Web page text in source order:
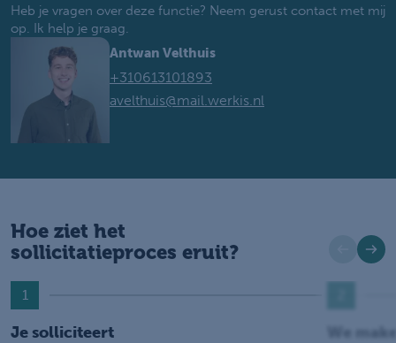
Heb je vragen over deze functie? Neem gerust contact met mij
op. Ik help je graag.
Antwan Velthuis
+310613101893
avelthuis@mail.werkis.nl
Hoe ziet het
sollicitatieproces eruit?
1
Je solliciteert We